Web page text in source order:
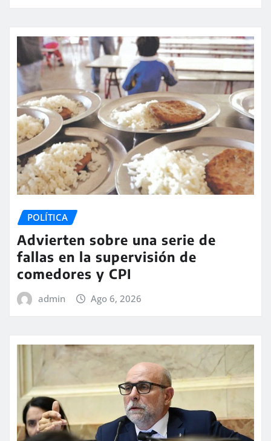
POLÍTICA
Advierten sobre una serie de
fallas en la supervisión de
comedores y CPI
admin Ago 6, 2026